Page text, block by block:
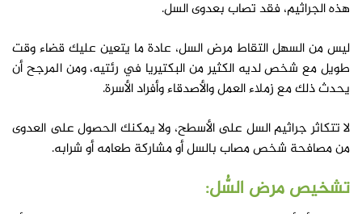
هذه الجراثيم، فقد تصاب بعدوى السل.
ليس من السهل التقاط مرض السل، عادة ما يتعين عليك قضاء وقت
طويل مع شخص لديه الكثير من البكتيريا في رئتيه، ومن المرجح أن
يحدث ذلك مع زملاء العمل والأصدقاء وأفراد الأسرة.
لا تتكاثر جراثيم السل على الأسطح، ولا يمكنك الحصول على العدوى
من مصافحة شخص مصاب بالسل أو مشاركة طعامه أو شرابه.
تشخيص مرض السُّل: